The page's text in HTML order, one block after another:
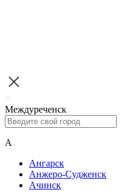
Междуреченск
А
Ангарск
Анжеро-Судженск
Ачинск